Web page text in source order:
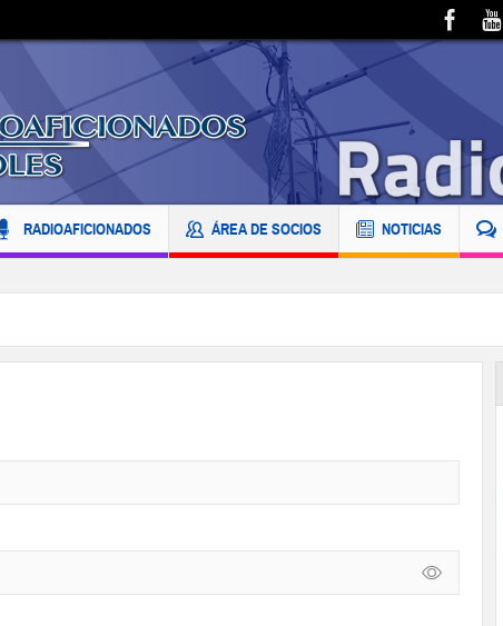
RADIOAFICIONADOS ÁREA DE SOCIOS NOTICIAS